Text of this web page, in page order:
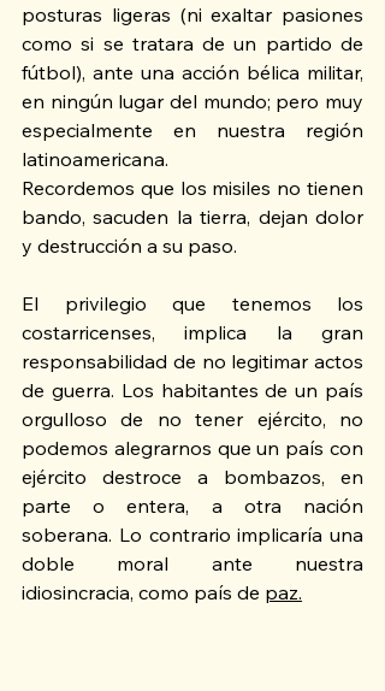
posturas ligeras (ni exaltar pasiones
como si se tratara de un partido de
fútbol), ante una acción bélica militar,
en ningún lugar del mundo; pero muy
especialmente en nuestra región
latinoamericana.
Recordemos que los misiles no tienen
bando, sacuden la tierra, dejan dolor
y destrucción a su paso.
El privilegio que tenemos los
costarricenses, implica la gran
responsabilidad de no legitimar actos
de guerra. Los habitantes de un país
orgulloso de no tener ejército, no
podemos alegrarnos que un país con
ejército destroce a bombazos, en
parte o entera, a otra nación
soberana. Lo contrario implicaría una
doble moral ante nuestra
idiosincracia, como país de paz.